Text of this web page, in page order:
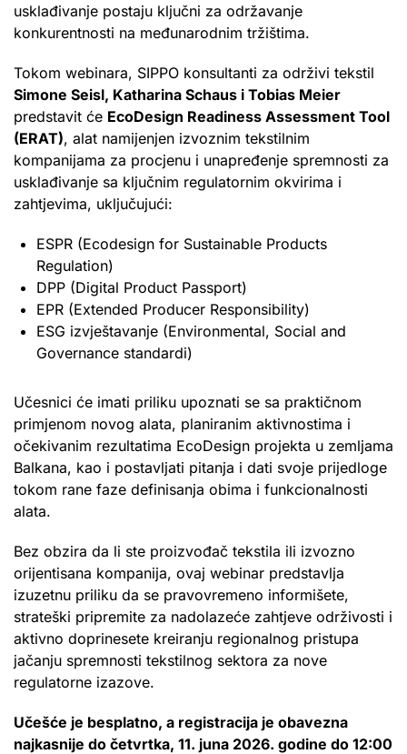
usklađivanje postaju ključni za održavanje
konkurentnosti na međunarodnim tržištima.
Tokom webinara, SIPPO konsultanti za održivi tekstil
Simone Seisl, Katharina Schaus i Tobias Meier
predstavit će EcoDesign Readiness Assessment Tool
(ERAT), alat namijenjen izvoznim tekstilnim
kompanijama za procjenu i unapređenje spremnosti za
usklađivanje sa ključnim regulatornim okvirima i
zahtjevima, uključujući:
ESPR (Ecodesign for Sustainable Products
Regulation)
DPP (Digital Product Passport)
EPR (Extended Producer Responsibility)
ESG izvještavanje (Environmental, Social and
Governance standardi)
Učesnici će imati priliku upoznati se sa praktičnom
primjenom novog alata, planiranim aktivnostima i
očekivanim rezultatima EcoDesign projekta u zemljama
Balkana, kao i postavljati pitanja i dati svoje prijedloge
tokom rane faze definisanja obima i funkcionalnosti
alata.
Bez obzira da li ste proizvođač tekstila ili izvozno
orijentisana kompanija, ovaj webinar predstavlja
izuzetnu priliku da se pravovremeno informišete,
strateški pripremite za nadolazeće zahtjeve održivosti i
aktivno doprinesete kreiranju regionalnog pristupa
jačanju spremnosti tekstilnog sektora za nove
regulatorne izazove.
Učešće je besplatno, a registracija je obavezna
najkasnije do četvrtka, 11. juna 2026. godine do 12:00